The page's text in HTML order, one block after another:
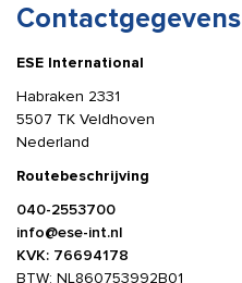
Contactgegevens
ESE International
Habraken 2331
5507 TK Veldhoven
Nederland
Routebeschrijving
040-2553700
info@ese-int.nl
KVK: 76694178
BTW: NL860753992B01